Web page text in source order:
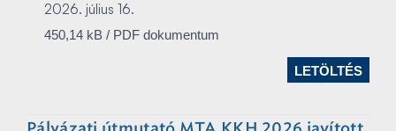
2026. július 16.
450,14 kB / PDF dokumentum
LETÖLTÉS